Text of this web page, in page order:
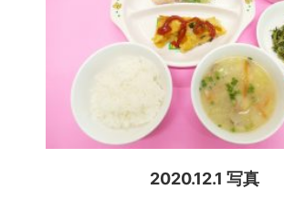
2020.12.1 写真